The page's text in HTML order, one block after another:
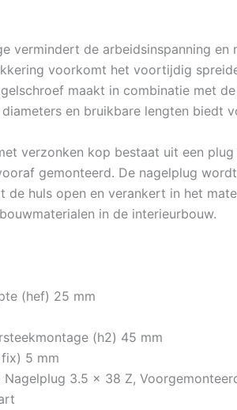
vermindert de arbeidsinspanning
voorkomt het voortijdig
maakt in combinatie met
en bruikbare lengten biedt
verzonken kop bestaat uit een
gemonteerd. De nagelplug
de huls open en verankert in het
in de interieurbouw.
(hef) 25 mm
(h2) 45 mm
5 mm
3.5 x 38 Z,